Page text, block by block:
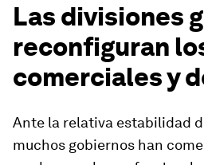
Las divisiones
reconfiguran
comerciales y
Ante la relativa estabilidad
muchos gobiernos han